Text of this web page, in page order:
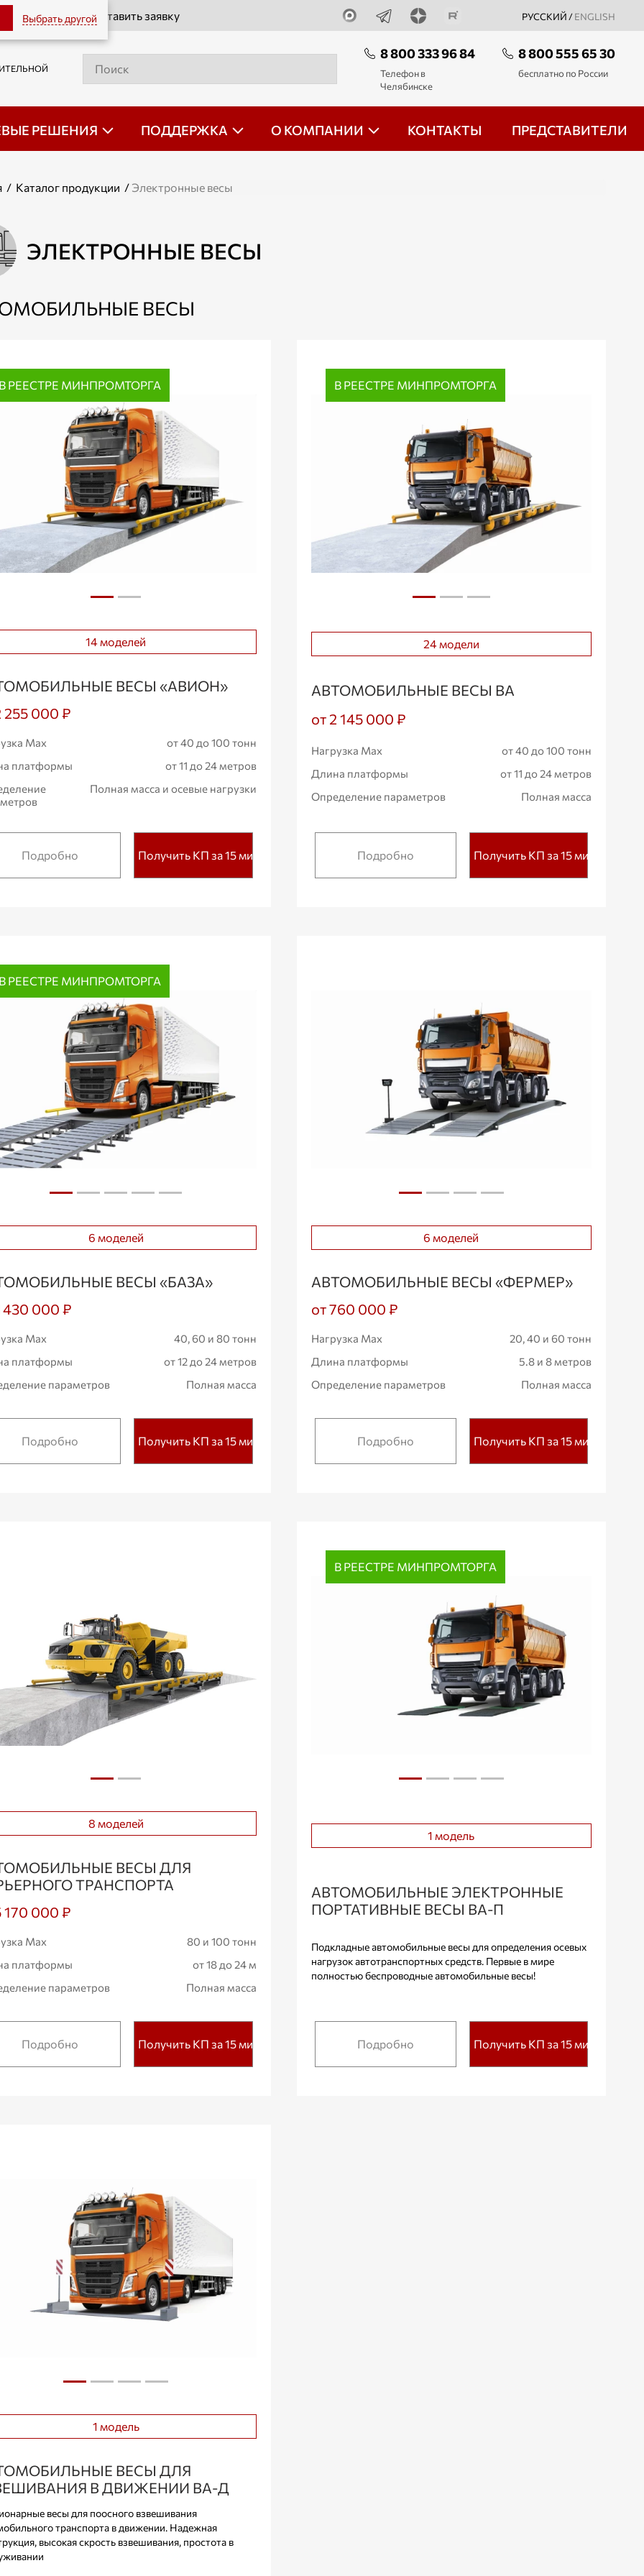
Выбрать другой РУССКИЙ / ENGLISH
Оставить заявку
8 800 333 96 84
Телефон в
Челябинске
8 800 555 65 30
бесплатно по России
РЕШЕНИЯ ПОДДЕРЖКА О КОМПАНИИ КОНТАКТЫ ПРЕДСТАВИТЕЛИ
/ Каталог продукции / Электронные весы
ЭЛЕКТРОННЫЕ ВЕСЫ
ВЕСЫ
В РЕЕСТРЕ МИНПРОМТОРГА
14 моделей
ВЕСЫ «АВИОН»
255 000 ₽
Max
от 40 до 100 тонн
платформы
от 11 до 24 метров
Полная масса и осевые нагрузки
Подробно Получить КП за 15 мин.
В РЕЕСТРЕ МИНПРОМТОРГА
24 модели
АВТОМОБИЛЬНЫЕ ВЕСЫ ВА
от 2 145 000 ₽
Нагрузка Max
от 40 до 100 тонн
Длина платформы
от 11 до 24 метров
Определение параметров
Полная масса
Подробно Получить КП за 15 мин.
В РЕЕСТРЕ МИНПРОМТОРГА
6 моделей
ВЕСЫ «БАЗА»
430 000 ₽
Max
40, 60 и 80 тонн
платформы
от 12 до 24 метров
параметров
Полная масса
Подробно Получить КП за 15 мин.
6 моделей
АВТОМОБИЛЬНЫЕ ВЕСЫ «ФЕРМЕР»
от 760 000 ₽
Нагрузка Max
20, 40 и 60 тонн
Длина платформы
5.8 и 8 метров
Определение параметров
Полная масса
Подробно Получить КП за 15 мин.
8 моделей
ВЕСЫ ДЛЯ
ТРАНСПОРТА
170 000 ₽
Max
80 и 100 тонн
платформы
от 18 до 24 м
параметров
Полная масса
Подробно Получить КП за 15 мин.
В РЕЕСТРЕ МИНПРОМТОРГА
1 модель
АВТОМОБИЛЬНЫЕ ЭЛЕКТРОННЫЕ
ПОРТАТИВНЫЕ ВЕСЫ ВА-П
Подкладные автомобильные весы для определения осевых
нагрузок автотранспортных средств. Первые в мире
полностью беспроводные автомобильные весы!
Подробно Получить КП за 15 мин.
1 модель
ВЕСЫ ДЛЯ
В ДВИЖЕНИИ ВА-Д
весы для поосного взвешивания
транспорта в движении. Надежная
высокая скрость взвешивания, простота в